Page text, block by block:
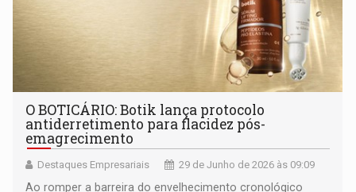
O BOTICÁRIO: Botik lança protocolo
antiderretimento para flacidez pós-
emagrecimento
Destaques Empresariais 29 de Junho de 2026 às 09:09
Ao romper a barreira do envelhecimento cronológico